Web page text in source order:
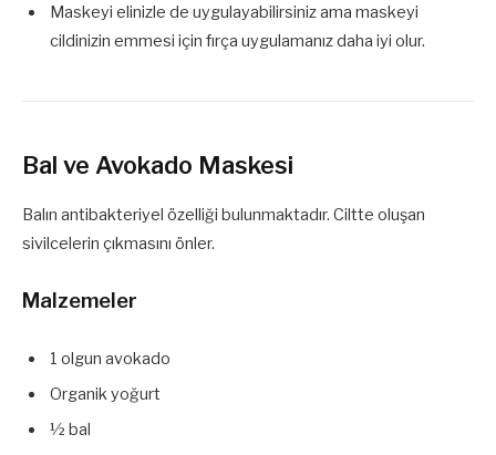
Maskeyi elinizle de uygulayabilirsiniz ama maskeyi
cildinizin emmesi için fırça uygulamanız daha iyi olur.
Bal ve Avokado Maskesi
Balın antibakteriyel özelliği bulunmaktadır. Ciltte oluşan
sivilcelerin çıkmasını önler.
Malzemeler
1 olgun avokado
Organik yoğurt
½ bal